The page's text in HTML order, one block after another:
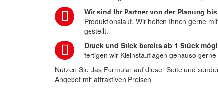
Wir sind Ihr Partner von der Planung
Produktionslauf. Wir helfen Ihnen gerne
gestellt.
Druck und Stick bereits ab 1 Stück
fertigen wir Kleinstauflagen genauso
Nutzen Sie das Formular auf dieser Seite und
Angebot mit attraktiven Preisen